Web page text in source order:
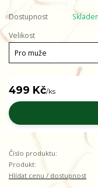
Dostupnost
Velikost
499 Kč/ks
Číslo produktu:
Produkt:
Hlídat cenu / dostupnost